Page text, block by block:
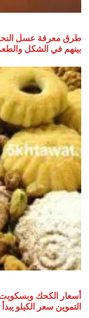
طرق معرفة عسل
بينهم في الشكل
التموين سعر الكيلو يبدأ من